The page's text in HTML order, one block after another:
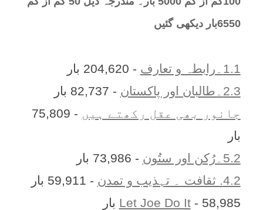
6550بار دیکھی گئیں
1.1۔رابطہ و تعارف
- 204,620 بار
2.3۔طالبان اور پاکستان
- 82,737 بار
جانور بھی عقل رکھتے ہیں
- 75,809
بار
5.2۔رُکن اور ستُون
- 73,986 بار
4.2. ثقافت ۔ تہذیب و تمدن
- 59,911 بار
Let Joe Do It- 58,985 بار